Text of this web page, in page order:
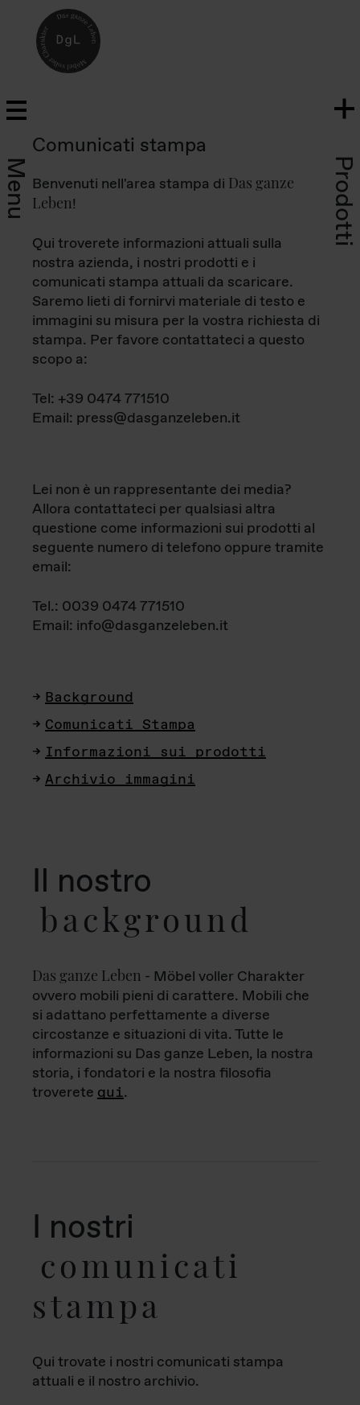
Menu Prodotti
Comunicati stampa
Benvenuti nell'area stampa di Das ganze
Leben!
Qui troverete informazioni attuali sulla
nostra azienda, i nostri prodotti e i
comunicati stampa attuali da scaricare.
Saremo lieti di fornirvi materiale di testo e
immagini su misura per la vostra richiesta di
stampa. Per favore contattateci a questo
scopo a:
Tel: +39 0474 771510
Email: press@dasganzeleben.it
Lei non è un rappresentante dei media?
Allora contattateci per qualsiasi altra
questione come informazioni sui prodotti al
seguente numero di telefono oppure tramite
email:
Tel.: 0039 0474 771510
Email: info@dasganzeleben.it
Background
Comunicati Stampa
Informazioni sui prodotti
Archivio immagini
Il nostro
background
Das ganze Leben - Möbel voller Charakter
ovvero mobili pieni di carattere. Mobili che
si adattano perfettamente a diverse
circostanze e situazioni di vita. Tutte le
informazioni su Das ganze Leben, la nostra
storia, i fondatori e la nostra filosofia
troverete qui.
I nostri
comunicati
stampa
Qui trovate i nostri comunicati stampa
attuali e il nostro archivio.